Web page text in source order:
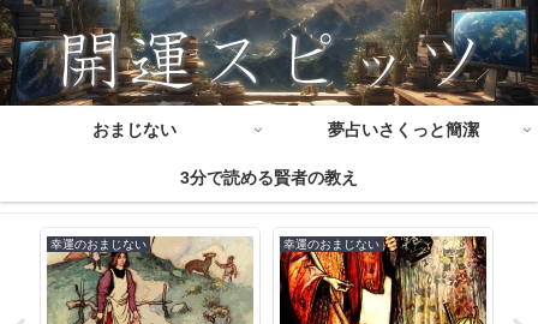
おまじない 夢占いさくっと簡潔
3分で読める賢者の教え
幸運のおまじない 幸運のおまじない